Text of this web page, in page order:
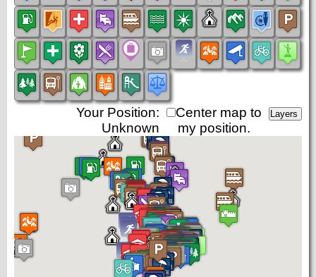
Center map to
my position.
Your Position:
Unknown